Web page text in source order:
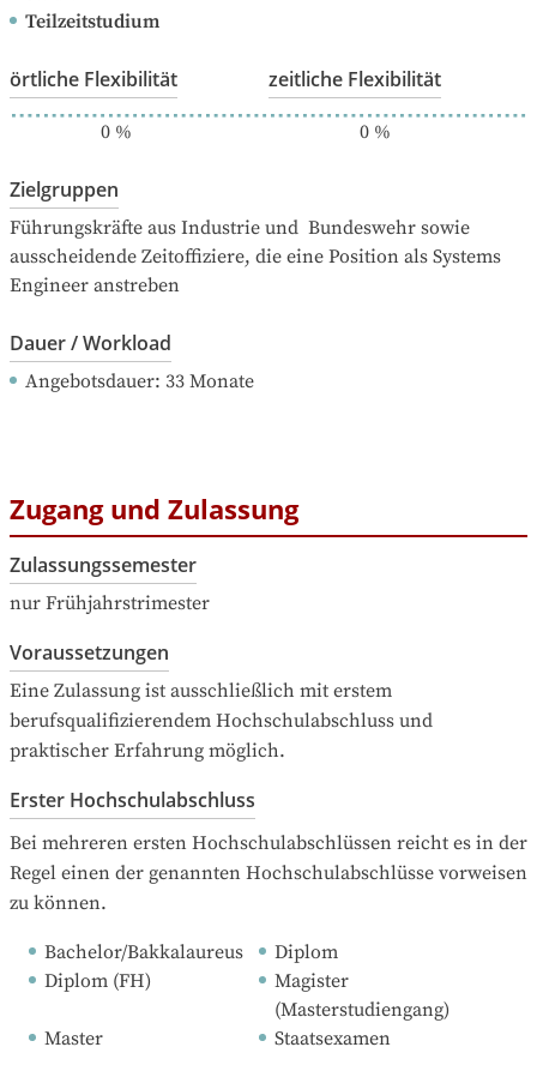
Teilzeitstudium
örtliche Flexibilität
0%
zeitliche Flexibilität
0%
Zielgruppen
Führungskräfte aus Industrie und  Bundeswehr sowie
ausscheidende Zeitoffiziere, die eine Position als Systems
Engineer anstreben
Dauer / Workload
Angebotsdauer: 33 Monate
Zugang und Zulassung
Zulassungssemester
nur Frühjahrstrimester
Voraussetzungen
Eine Zulassung ist ausschließlich mit erstem
berufsqualifizierendem Hochschulabschluss und
praktischer Erfahrung möglich.
Erster Hochschulabschluss
Bei mehreren ersten Hochschulabschlüssen reicht es in der
Regel einen der genannten Hochschulabschlüsse vorweisen
zu können.
Bachelor/Bakkalaureus
Diplom
Diplom (FH)
Magister
(Masterstudiengang)
Master
Staatsexamen